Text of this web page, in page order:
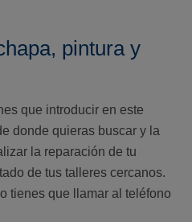
pintura y
que introducir en este
donde quieras buscar y la
la reparación de tu
de tus talleres cercanos.
tienes que llamar al teléfono